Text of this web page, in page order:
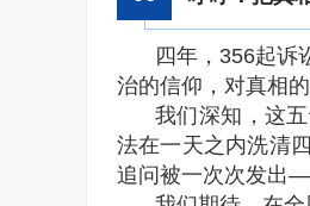
四年，356起诉
治的信仰，对真相
我们深知，这
法在一天之内洗清
追问被一次次发出